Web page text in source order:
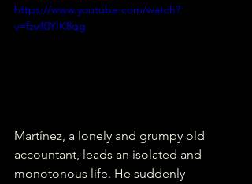
https://www.youtube.com/watch?
v=fzv40YIK8qg
Martínez, a lonely and grumpy old
accountant, leads an isolated and
monotonous life. He suddenly